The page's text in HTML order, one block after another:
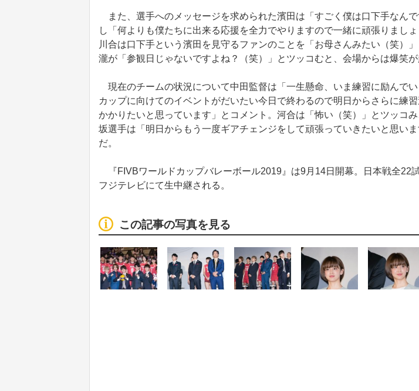
また、選手へのメッセージを求められた濱田は「すごく僕は口下手なんで
し「何よりも僕たちに出来る応援を全力でやりますので一緒に頑張りましょ
川合は口下手という濱田を見守るファンのことを「お母さんみたい（笑）
瀧が「参観日じゃないですよね？（笑）」とツッコむと、会場からは爆笑が
現在のチームの状況について中田監督は「一生懸命、いま練習に励んで
カップに向けてのイベントがだいたい今日で終わるので明日からさらに練
かかりたいと思っています」とコメント。河合は「怖い（笑）」とツッコ
坂選手は「明日からもう一度ギアチェンジをして頑張っていきたいと思い
だ。
『FIVBワールドカップバレーボール2019』は9月14日開幕。日本戦全22
フジテレビにて生中継される。
この記事の写真を見る